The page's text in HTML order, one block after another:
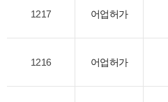
1217 어업허가
1216 어업허가